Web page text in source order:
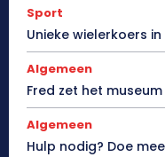
Sport
Unieke wielerkoers
Algemeen
Fred zet het
Algemeen
Hulp nodig? Doe